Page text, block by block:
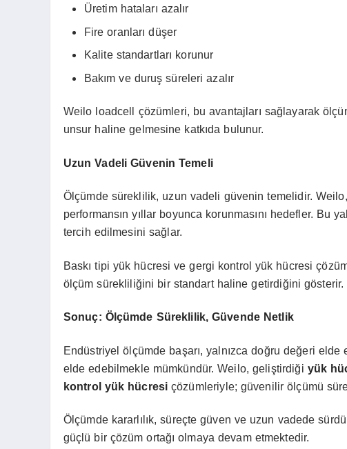
Üretim hataları azalır
Fire oranları düşer
Kalite standartları korunur
Bakım ve duruş süreleri azalır
Weilo loadcell çözümleri, bu avantajları sağlayarak
unsur haline gelmesine katkıda bulunur.
Uzun Vadeli Güvenin Temeli
Ölçümde süreklilik, uzun vadeli güvenin temelidir.
performansın yıllar boyunca korunmasını hedefler. Bu
tercih edilmesini sağlar.
Baskı tipi yük hücresi ve gergi kontrol yük hücresi
ölçüm sürekliliğini bir standart haline getirdiğini gösterir.
Sonuç: Ölçümde Süreklilik, Güvende Netlik
Endüstriyel ölçümde başarı, yalnızca doğru değeri
elde edebilmekle mümkündür. Weilo, geliştirdiği yük
kontrol yük hücresi çözümleriyle; güvenilir ölçümü
Ölçümde kararlılık, süreçte güven ve uzun vadede
güçlü bir çözüm ortağı olmaya devam etmektedir.